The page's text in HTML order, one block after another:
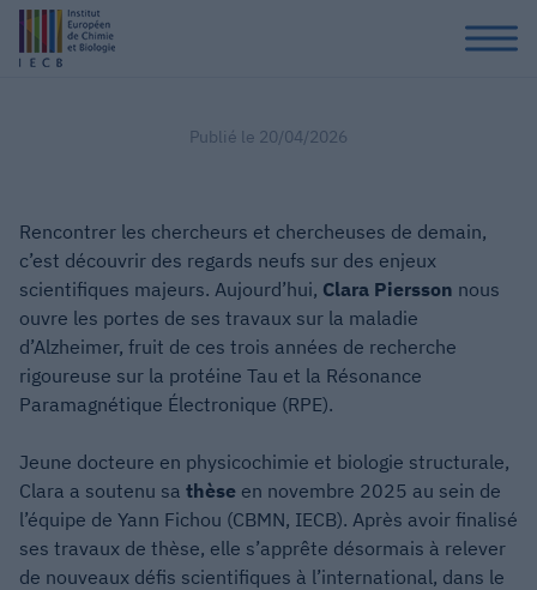
Publié le 20/04/2026
Rencontrer les chercheurs et chercheuses de demain,
c’est découvrir des regards neufs sur des enjeux
scientifiques majeurs. Aujourd’hui, Clara Piersson nous
ouvre les portes de ses travaux sur la maladie
d’Alzheimer, fruit de ces trois années de recherche
rigoureuse sur la protéine Tau et la Résonance
Paramagnétique Électronique (RPE).
Jeune docteure en physicochimie et biologie structurale,
Clara a soutenu sa thèse en novembre 2025 au sein de
l’équipe de Yann Fichou (CBMN, IECB). Après avoir finalisé
ses travaux de thèse, elle s’apprête désormais à relever
de nouveaux défis scientifiques à l’international, dans le